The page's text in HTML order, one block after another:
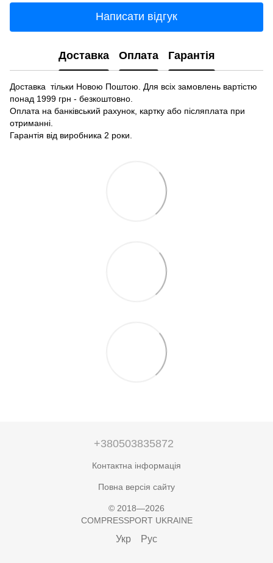
Написати відгук
Доставка Оплата Гарантія
Доставка тільки Новою Поштою. Для всіх замовлень вартістю
понад 1999 грн - безкоштовно.
Оплата на банківський рахунок, картку або післяплата при
отриманні.
Гарантія від виробника 2 роки.
+380503835872
Контактна інформація
Повна версія сайту
© 2018—2026
COMPRESSPORT UKRAINE
Укр Рус